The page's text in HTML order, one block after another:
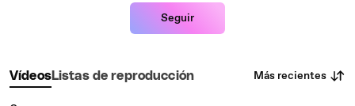
Seguir
VídeosListas de reproducción Más recientes